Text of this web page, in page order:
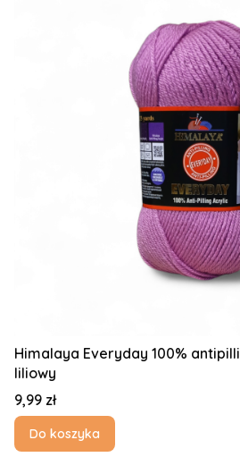
Himalaya Everyday 100%
liliowy
Cena
9,99 zł
Do koszyka